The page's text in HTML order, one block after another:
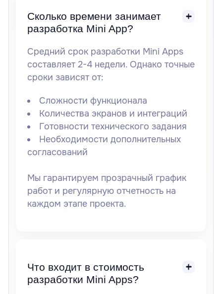
Сколько времени занимает
разработка Mini App?
Средний срок разработки Mini Apps
составляет2-4 недели. Однако точные
сроки зависят от:
Сложности функционала
Количества экранов и интеграций
Готовности технического задания
Необходимости дополнительных
согласований
Мы гарантируем прозрачный график
работ и регулярную отчетность на
каждом этапе проекта.
Что входит в стоимость
разработки Mini Apps?